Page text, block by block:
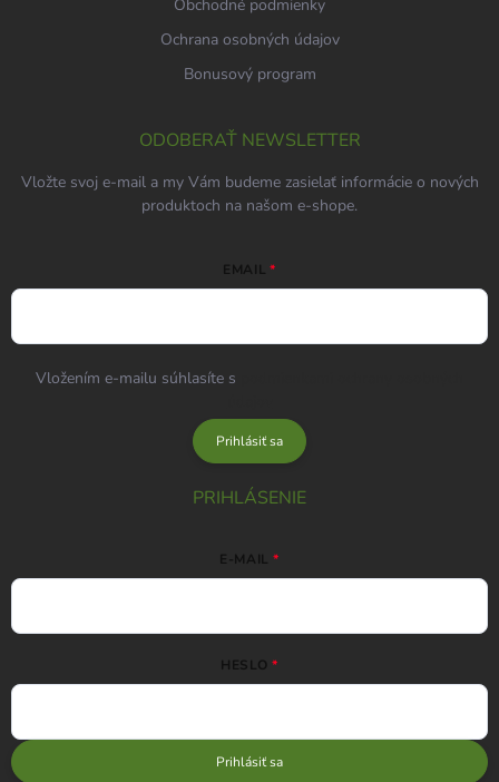
Obchodné podmienky
Ochrana osobných údajov
Bonusový program
ODOBERAŤ NEWSLETTER
Vložte svoj e-mail a my Vám budeme zasielať informácie o nových
produktoch na našom e-shope.
EMAIL
Vložením e-mailu súhlasíte s
Prihlásiť sa
PRIHLÁSENIE
E-MAIL
HESLO
Prihlásiť sa